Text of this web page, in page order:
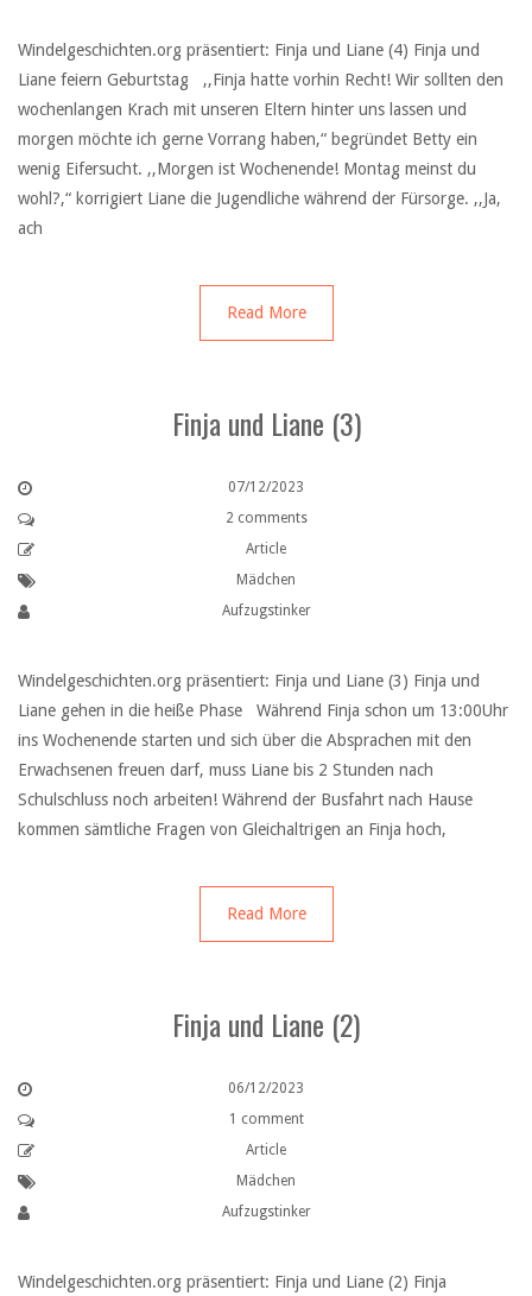
Windelgeschichten.org präsentiert: Finja und Liane (4) Finja und
Liane feiern Geburtstag ,,Finja hatte vorhin Recht! Wir sollten den
wochenlangen Krach mit unseren Eltern hinter uns lassen und
morgen möchte ich gerne Vorrang haben,“ begründet Betty ein
wenig Eifersucht. ,,Morgen ist Wochenende! Montag meinst du
wohl?,“ korrigiert Liane die Jugendliche während der Fürsorge. ,,Ja,
ach
Read More
Finja und Liane (3)
07/12/2023
2 comments
Article
Mädchen
Aufzugstinker
Windelgeschichten.org präsentiert: Finja und Liane (3) Finja und
Liane gehen in die heiße Phase Während Finja schon um 13:00Uhr
ins Wochenende starten und sich über die Absprachen mit den
Erwachsenen freuen darf, muss Liane bis 2 Stunden nach
Schulschluss noch arbeiten! Während der Busfahrt nach Hause
kommen sämtliche Fragen von Gleichaltrigen an Finja hoch,
Read More
Finja und Liane (2)
06/12/2023
1 comment
Article
Mädchen
Aufzugstinker
Windelgeschichten.org präsentiert: Finja und Liane (2) Finja